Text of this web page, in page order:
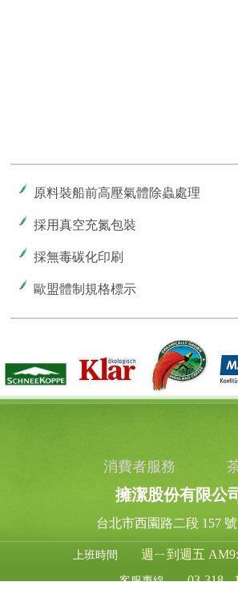
原料裝船前高壓氣體除蟲處理
採用真空充氮包裝
採無毒碳化印刷
歐盟體制規格標示
消費者服務
擁潔股份有限公
台北市西園路二段 157
上班時間 週ㄧ到週五
客服專線 03-318 -